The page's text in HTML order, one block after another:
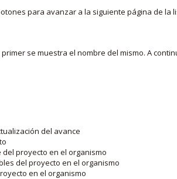
para avanzar a la siguiente página de la
se muestra el nombre del mismo. A
del avance
proyecto en el organismo
del proyecto en el organismo
en el organismo